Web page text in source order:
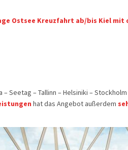
Ostsee Kreuzfahrt ab/bis Kiel mit
– Seetag – Tallinn – Helsiniki –
hat das Angebot außerdem